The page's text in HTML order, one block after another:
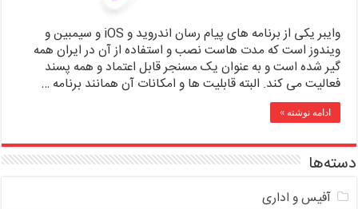
وایبر یکی از برنامه های پیام رسان اندروید و iOS و سیمبین و
ویندوز است که مدت هاست نصب و استفاده از آن در ایران همه
گیر شده است و به عنوان یک مسنجر قابل اعتماد و همه پسند
فعالیت می کند. البته قابلیت ها و امکانات آن همانند برنامه …
ادامه نوشته »
دسته‌ها
آفیس و اداری